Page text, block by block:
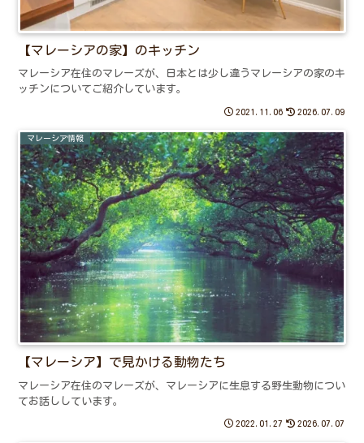
【マレーシアの家】のキッチン
マレーシア在住のマレーズが、日本とは少し違うマレーシアの家のキ
ッチンについてご紹介しています。
2021.11.06 2026.07.09
マレーシア情報
【マレーシア】で見かける動物たち
マレーシア在住のマレーズが、マレーシアに生息する野生動物につい
てお話ししています。
2022.01.27 2026.07.07